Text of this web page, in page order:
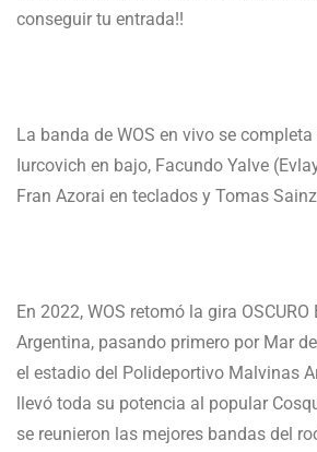
conseguir tu entrada!!
La banda de WOS en vivo se
Iurcovich en bajo, Facundo Yalve
Fran Azorai en teclados y Tomas
En 2022, WOS retomó la gira OSCURO
Argentina, pasando primero por Mar
el estadio del Polideportivo Malvinas
llevó toda su potencia al popular
se reunieron las mejores bandas del